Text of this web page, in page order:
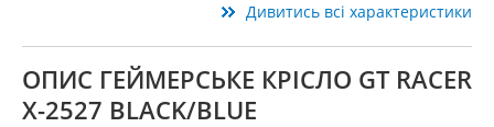
Дивитись всі характеристики
ОПИС ГЕЙМЕРСЬКЕ КРІСЛО GT RACER
X-2527 BLACK/BLUE